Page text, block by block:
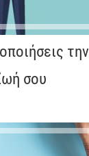
την
σου